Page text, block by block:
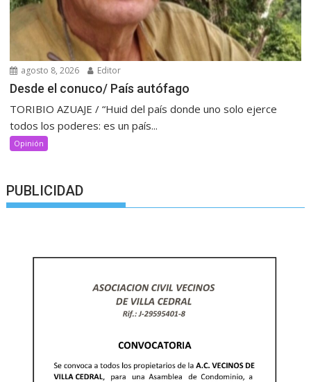
agosto 8, 2026 Editor
Desde el conuco/ País autófago
TORIBIO AZUAJE / “Huid del país donde uno solo ejerce
todos los poderes: es un país...
Opinión
PUBLICIDAD